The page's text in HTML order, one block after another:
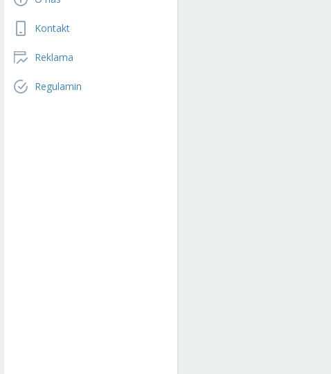
Kontakt
Reklama
Regulamin